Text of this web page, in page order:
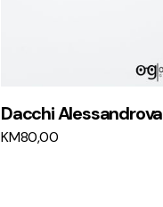
Dacchi Alessandrova
KM80,00